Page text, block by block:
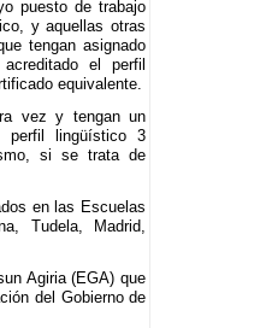
puesto de trabajo
y aquellas otras
tengan asignado
el perfil
equivalente.
vez y tengan un
perfil lingüístico 3
si se trata de
en las Escuelas
Tudela, Madrid,
Agiria (EGA) que
del Gobierno de